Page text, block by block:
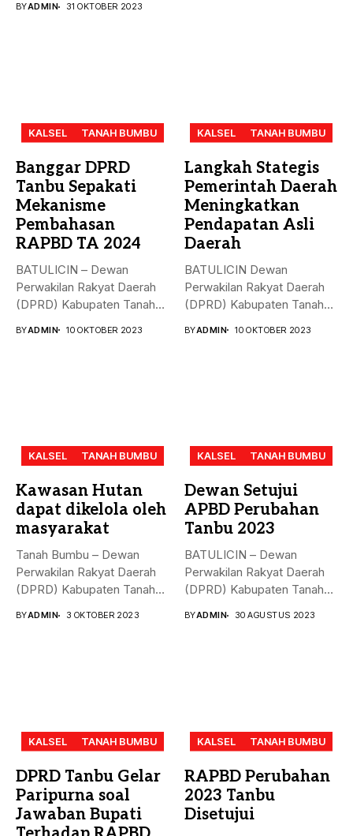
BYADMIN 31 OKTOBER 2023
KALSEL TANAH BUMBU
Banggar DPRD
Tanbu Sepakati
Mekanisme
Pembahasan
RAPBD TA 2024
BATULICIN – Dewan
Perwakilan Rakyat Daerah
(DPRD) Kabupaten Tanah
BYADMIN 10 OKTOBER 2023
KALSEL TANAH BUMBU
Langkah Stategis
Pemerintah Daerah
Meningkatkan
Pendapatan Asli
Daerah
BATULICIN Dewan
Perwakilan Rakyat Daerah
(DPRD) Kabupaten Tanah
BYADMIN 10 OKTOBER 2023
KALSEL TANAH BUMBU
Kawasan Hutan
dapat dikelola oleh
masyarakat
Tanah Bumbu – Dewan
Perwakilan Rakyat Daerah
(DPRD) Kabupaten Tanah
BYADMIN 3 OKTOBER 2023
KALSEL TANAH BUMBU
Dewan Setujui
APBD Perubahan
Tanbu 2023
BATULICIN – Dewan
Perwakilan Rakyat Daerah
(DPRD) Kabupaten Tanah
BYADMIN 30 AGUSTUS 2023
KALSEL TANAH BUMBU
DPRD Tanbu Gelar
Paripurna soal
Jawaban Bupati
KALSEL TANAH BUMBU
RAPBD Perubahan
2023 Tanbu
Disetujui